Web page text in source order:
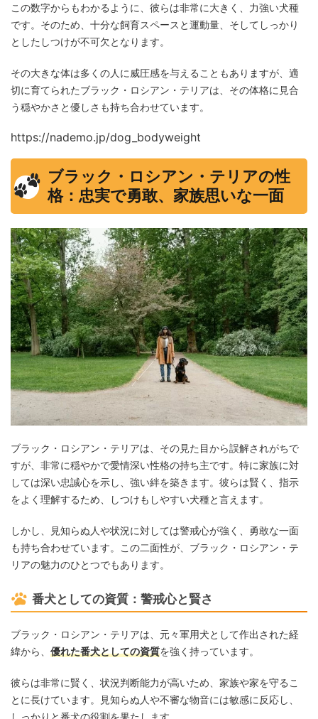
この数字からもわかるように、彼らは非常に大きく、力強い犬種
です。そのため、十分な飼育スペースと運動量、そしてしっかり
としたしつけが不可欠となります。
その大きな体は多くの人に威圧感を与えることもありますが、適
切に育てられたブラック・ロシアン・テリアは、その体格に見合
う穏やかさと優しさも持ち合わせています。
https://nademo.jp/dog_bodyweight
ブラック・ロシアン・テリアの性
格：忠実で勇敢、家族思いな一面
ブラック・ロシアン・テリアは、その見た目から誤解されがちで
すが、非常に穏やかで愛情深い性格の持ち主です。特に家族に対
しては深い忠誠心を示し、強い絆を築きます。彼らは賢く、指示
をよく理解するため、しつけもしやすい犬種と言えます。
しかし、見知らぬ人や状況に対しては警戒心が強く、勇敢な一面
も持ち合わせています。この二面性が、ブラック・ロシアン・テ
リアの魅力のひとつでもあります。
番犬としての資質：警戒心と賢さ
ブラック・ロシアン・テリアは、元々軍用犬として作出された経
緯から、 優れた番犬としての資質を強く持っています。
彼らは非常に賢く、状況判断能力が高いため、家族や家を守るこ
とに長けています。見知らぬ人や不審な物音には敏感に反応し、